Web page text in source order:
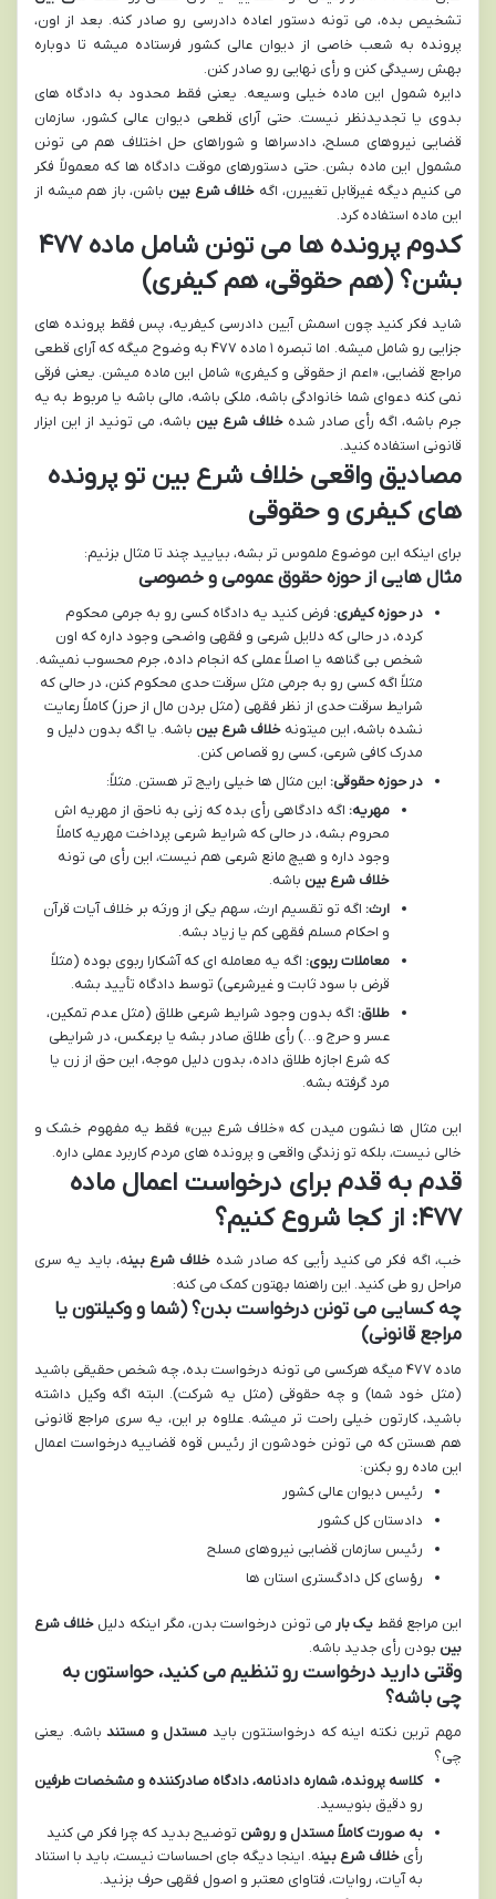
تشخیص بده، می تونه دستور اعاده دادرسی رو صادر کنه. بعد از اون،
پرونده به شعب خاصی از دیوان عالی کشور فرستاده میشه تا دوباره
بهش رسیدگی کنن و رأی نهایی رو صادر کنن.
دایره شمول این ماده خیلی وسیعه. یعنی فقط محدود به دادگاه های
بدوی یا تجدیدنظر نیست. حتی آرای قطعی دیوان عالی کشور، سازمان
قضایی نیروهای مسلح، دادسراها و شوراهای حل اختلاف هم می تونن
مشمول این ماده بشن. حتی دستورهای موقت دادگاه ها که معمولاً فکر
می کنیم دیگه غیرقابل تغییرن، اگه خلاف شرع بین باشن، باز هم میشه از
این ماده استفاده کرد.
کدوم پرونده ها می تونن شامل ماده ۴۷۷
بشن؟ (هم حقوقی، هم کیفری)
شاید فکر کنید چون اسمش آیین دادرسی کیفریه، پس فقط پرونده های
جزایی رو شامل میشه. اما تبصره ۱ ماده ۴۷۷ به وضوح میگه که آرای قطعی
مراجع قضایی، «اعم از حقوقی و کیفری» شامل این ماده میشن. یعنی فرقی
نمی کنه دعوای شما خانوادگی باشه، ملکی باشه، مالی باشه یا مربوط به یه
جرم باشه، اگه رأی صادر شده خلاف شرع بین باشه، می تونید از این ابزار
قانونی استفاده کنید.
مصادیق واقعی خلاف شرع بین تو پرونده
های کیفری و حقوقی
برای اینکه این موضوع ملموس تر بشه، بیایید چند تا مثال بزنیم:
مثال هایی از حوزه حقوق عمومی و خصوصی
در حوزه کیفری: فرض کنید یه دادگاه کسی رو به جرمی محکوم
کرده، در حالی که دلایل شرعی و فقهی واضحی وجود داره که اون
شخص بی گناهه یا اصلاً عملی که انجام داده، جرم محسوب نمیشه.
مثلاً اگه کسی رو به جرمی مثل سرقت حدی محکوم کنن، در حالی که
شرایط سرقت حدی از نظر فقهی (مثل بردن مال از حرز) کاملاً رعایت
نشده باشه، این میتونه خلاف شرع بین باشه. یا اگه بدون دلیل و
مدرک کافی شرعی، کسی رو قصاص کنن.
در حوزه حقوقی: این مثال ها خیلی رایج تر هستن. مثلاً:
مهریه: اگه دادگاهی رأی بده که زنی به ناحق از مهریه اش
محروم بشه، در حالی که شرایط شرعی پرداخت مهریه کاملاً
وجود داره و هیچ مانع شرعی هم نیست، این رأی می تونه
خلاف شرع بین باشه.
ارث: اگه تو تقسیم ارث، سهم یکی از ورثه بر خلاف آیات قرآن
و احکام مسلم فقهی کم یا زیاد بشه.
معاملات ربوی: اگه یه معامله ای که آشکارا ربوی بوده (مثلاً
قرض با سود ثابت و غیرشرعی) توسط دادگاه تأیید بشه.
طلاق: اگه بدون وجود شرایط شرعی طلاق (مثل عدم تمکین،
عسر و حرج و…) رأی طلاق صادر بشه یا برعکس، در شرایطی
که شرع اجازه طلاق داده، بدون دلیل موجه، این حق از زن یا
مرد گرفته بشه.
این مثال ها نشون میدن که «خلاف شرع بین» فقط یه مفهوم خشک و
خالی نیست، بلکه تو زندگی واقعی و پرونده های مردم کاربرد عملی داره.
قدم به قدم برای درخواست اعمال ماده
۴۷۷: از کجا شروع کنیم؟
خب، اگه فکر می کنید رأیی که صادر شده خلاف شرع بینه، باید یه سری
مراحل رو طی کنید. این راهنما بهتون کمک می کنه:
چه کسایی می تونن درخواست بدن؟ (شما و وکیلتون یا
مراجع قانونی)
ماده ۴۷۷ میگه هرکسی می تونه درخواست بده، چه شخص حقیقی باشید
(مثل خود شما) و چه حقوقی (مثل یه شرکت). البته اگه وکیل داشته
باشید، کارتون خیلی راحت تر میشه. علاوه بر این، یه سری مراجع قانونی
هم هستن که می تونن خودشون از رئیس قوه قضاییه درخواست اعمال
این ماده رو بکنن:
رئیس دیوان عالی کشور
دادستان کل کشور
رئیس سازمان قضایی نیروهای مسلح
رؤسای کل دادگستری استان ها
این مراجع فقط یک بار می تونن درخواست بدن، مگر اینکه دلیل خلاف شرع
بین بودن رأی جدید باشه.
وقتی دارید درخواست رو تنظیم می کنید، حواستون به
چی باشه؟
مهم ترین نکته اینه که درخواستتون باید مستدل و مستندباشه. یعنی
چی؟
کلاسه پرونده، شماره دادنامه، دادگاه صادرکننده و مشخصات طرفین
رو دقیق بنویسید.
به صورت کاملاً مستدل و روشن توضیح بدید که چرا فکر می کنید
رأی خلاف شرع بینه. اینجا دیگه جای احساسات نیست، باید با استناد
به آیات، روایات، فتاوای معتبر و اصول فقهی حرف بزنید.